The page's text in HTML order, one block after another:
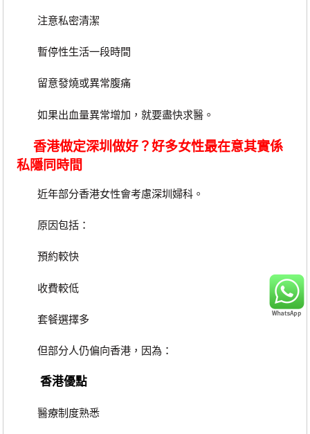
注意私密清潔
暫停性生活一段時間
留意發燒或異常腹痛
如果出血量異常增加，就要盡快求醫。
香港做定深圳做好？好多女性最在意其實係
私隱同時間
近年部分香港女性會考慮深圳婦科。
原因包括：
預約較快
收費較低
套餐選擇多
但部分人仍偏向香港，因為：
香港優點
醫療制度熟悉